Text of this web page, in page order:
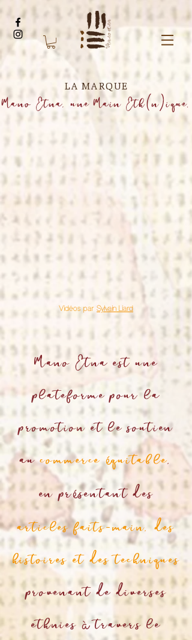
LA MARQUE
Mano Etna, une Main Eth(n)ique.
Vidéos par Sylvain Liard
Mano Etna est une
plateforme pour la
promotion et le soutien
aucommerceéquitable,
en présentant des
articles faits-main, des
histoires et des techniques
provenant de diverses
ethniesàtravers le